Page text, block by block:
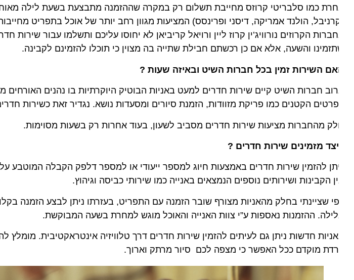
הולנד אמריקה, דיסני ופרינסס) המציעות מגוון רחב יותר של אוכל בתפריט מחייבות
והשעה, אלא אם כן רכשתם חבילת שתייה בה מצוין כי תוכלו להזמינם לקבינה.
השירות זמין בכל חברות השיט ובאיזה שעות ?
חברות השיט קיים שירות חדרים למעט באניות הבוטיק היוקרתיות בו נהנים האורחים
הקטנים כמו פריקת מזוודות, הזמנת סיורים ומסעדות נושא. נגדיר זאת כשירות חדרים
מהחברות מציעות שירות חדרים מסביב לשעון, בעוד אחרות רק בשעות מסוימות.
מזמינים שירות חדרים ?
להזמין שירות חדרים באמצעות חיוג למספר ייעודי או למספר דלפק הקבלה המוטבע על
הקבינות ושירותים נוספים הנמצאים באנייה כמו שירותי כביסה וגיהוץ.
שציינתי בחלק מהאניות מצורף שובר הזמנה עם התפריט, בעזרתו ניתן לבצע הזמנה בקלות
ההזמנות נאספות ע”י צוות האנייה והאוכל מוגש למחרת בשעה המבוקשת.
חדשות ניתן גם לעיתים להזמין שירות חדרים דרך טלוויזיה אינטראקטיבית. מומלץ
מוקדם ככל האפשר כי מצפה לכם סיור מרתק וארוך.